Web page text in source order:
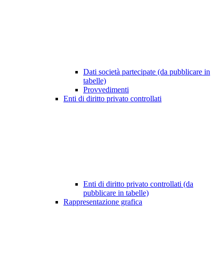
Dati società partecipate (da pubblicare in
tabelle)
Provvedimenti
Enti di diritto privato controllati
Enti di diritto privato controllati (da
pubblicare in tabelle)
Rappresentazione grafica